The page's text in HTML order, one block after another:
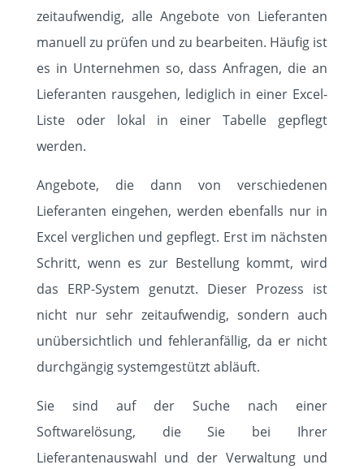
HOME
SOLUTIONS
ABOUT
STANDORTE
EVENTS
zeitaufwendig, alle Angebote von Lieferanten
manuell zu prüfen und zu bearbeiten. Häufig ist
es in Unternehmen so, dass Anfragen, die an
Lieferanten rausgehen, lediglich in einer Excel-
Liste oder lokal in einer Tabelle gepflegt
werden.
Angebote, die dann von verschiedenen
Lieferanten eingehen, werden ebenfalls nur in
Excel verglichen und gepflegt. Erst im nächsten
Schritt, wenn es zur Bestellung kommt, wird
das ERP-System genutzt. Dieser Prozess ist
nicht nur sehr zeitaufwendig, sondern auch
unübersichtlich und fehleranfällig, da er nicht
durchgängig systemgestützt abläuft.
Sie sind auf der Suche nach einer
Softwarelösung, die Sie bei Ihrer
Lieferantenauswahl und der Verwaltung und